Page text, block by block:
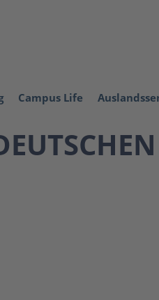
Campus Life